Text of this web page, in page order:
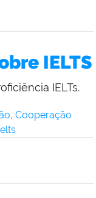
IELTS
IELTs.
, Cooperação
Ielts